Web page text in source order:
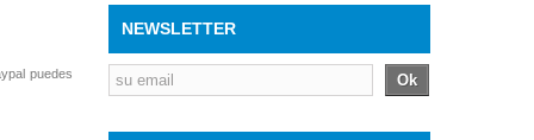
puedes
NEWSLETTER
Ok